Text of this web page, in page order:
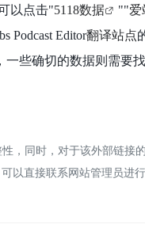
以点击"5118数据 ""爱
Podcast Editor翻译站点
确切的数据则需要找
，同时，对于该外部链接
以直接联系网站管理员进